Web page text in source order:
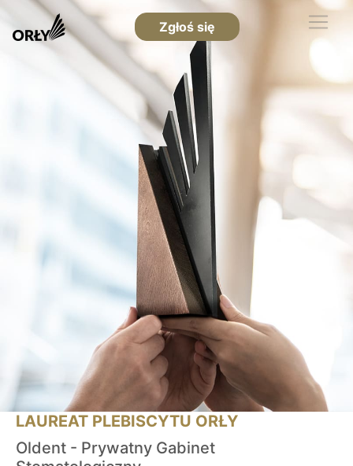
Zgłoś się
LAUREAT PLEBISCYTU ORŁY
Oldent - Prywatny Gabinet